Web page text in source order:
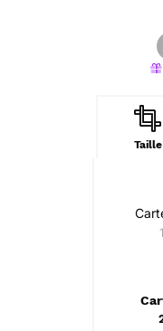
Taille